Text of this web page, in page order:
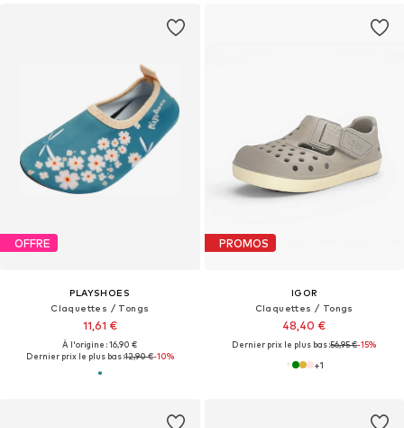
OFFRE
PLAYSHOES
Claquettes / Tongs
11,61 €
À l'origine : 16,90 €
Dernier prix le plus bas :12,90 €-10%
PROMOS
IGOR
Claquettes / Tongs
48,40 €
Dernier prix le plus bas :56,95 €-15%
+1